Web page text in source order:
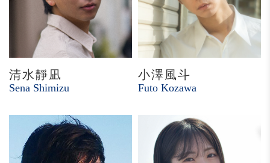
清水靜凪
Sena Shimizu
小澤風斗
Futo Kozawa